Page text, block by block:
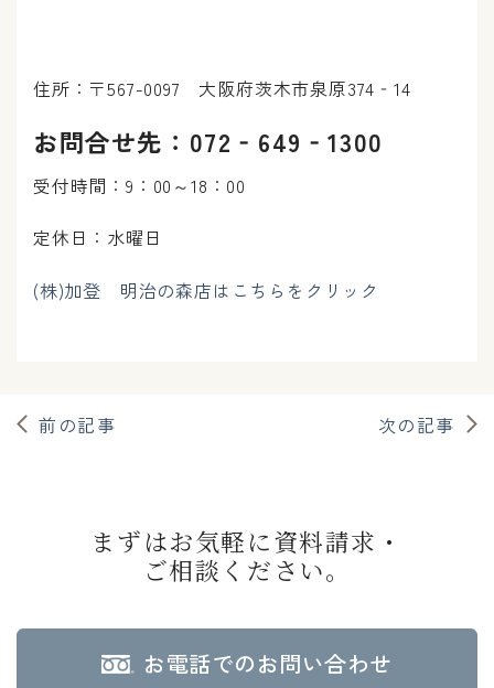
住所：〒567-0097 大阪府茨木市泉原374‐14
お問合せ先：072‐649‐1300
受付時間：9：00～18：00
定休日：水曜日
(株)加登 明治の森店はこちらをクリック
前の記事 次の記事
まずはお気軽に資料請求・
ご相談ください。
お電話でのお問い合わせ